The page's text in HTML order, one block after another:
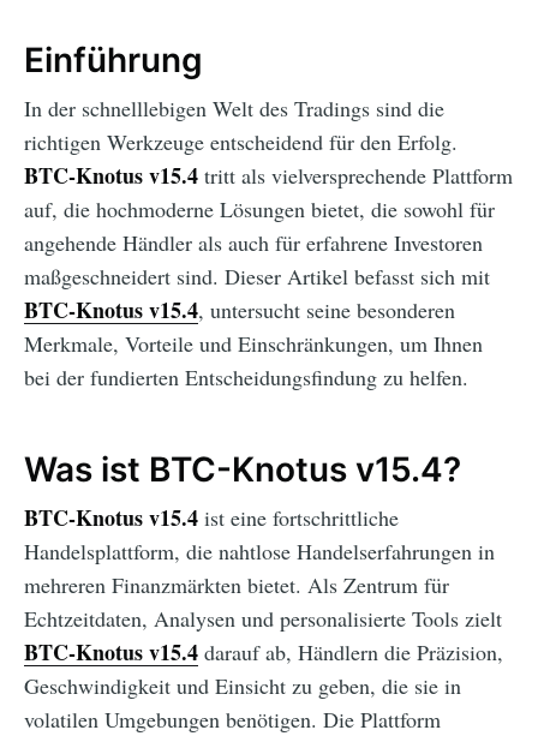
Einführung
In der schnelllebigen Welt des Tradings sind die
richtigen Werkzeuge entscheidend für den Erfolg.
BTC-Knotus v15.4 tritt als vielversprechende Plattform
auf, die hochmoderne Lösungen bietet, die sowohl für
angehende Händler als auch für erfahrene Investoren
maßgeschneidert sind. Dieser Artikel befasst sich mit
BTC-Knotus v15.4, untersucht seine besonderen
Merkmale, Vorteile und Einschränkungen, um Ihnen
bei der fundierten Entscheidungsfindung zu helfen.
Was ist BTC-Knotus v15.4?
BTC-Knotus v15.4 ist eine fortschrittliche
Handelsplattform, die nahtlose Handelserfahrungen in
mehreren Finanzmärkten bietet. Als Zentrum für
Echtzeitdaten, Analysen und personalisierte Tools zielt
BTC-Knotus v15.4 darauf ab, Händlern die Präzision,
Geschwindigkeit und Einsicht zu geben, die sie in
volatilen Umgebungen benötigen. Die Plattform